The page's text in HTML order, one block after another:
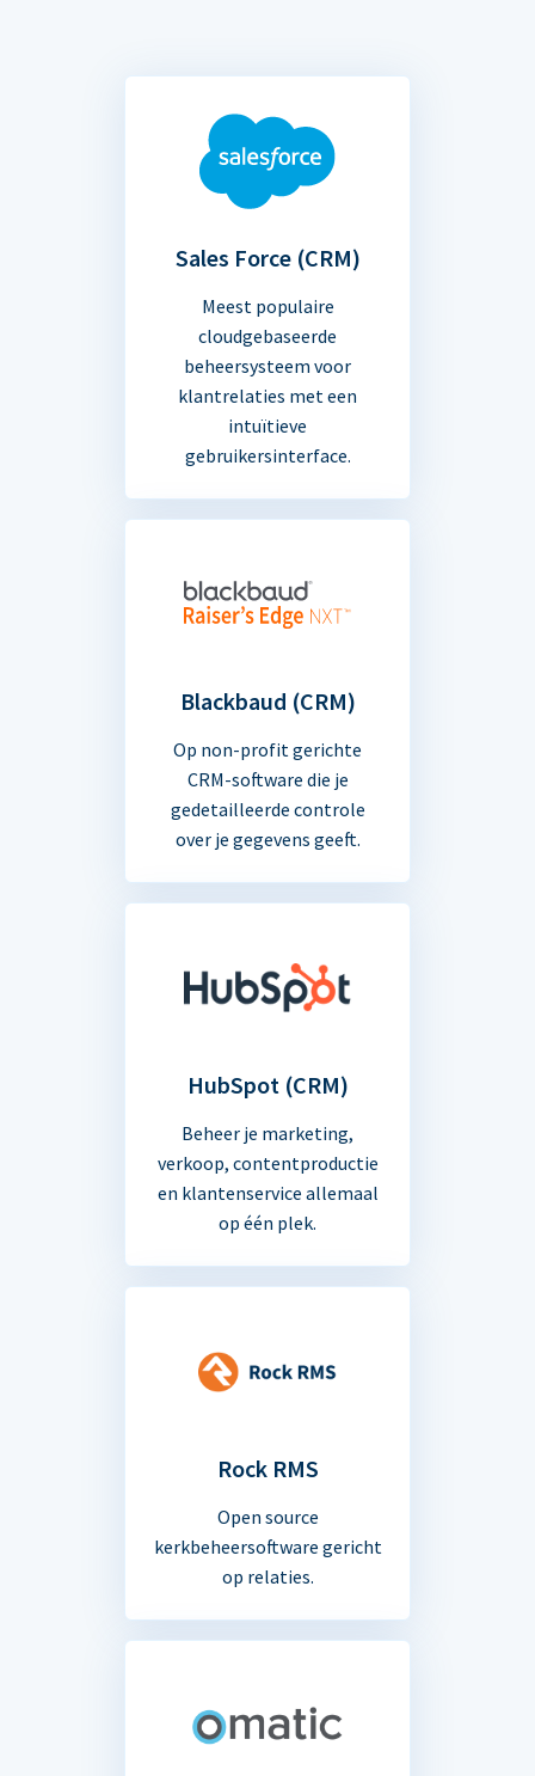
Sales Force (CRM)
Meest populaire
cloudgebaseerde
beheersysteem voor
klantrelaties met een
intuïtieve
gebruikersinterface.
Blackbaud (CRM)
Op non-profit gerichte
CRM-software die je
gedetailleerde controle
over je gegevens geeft.
HubSpot (CRM)
Beheer je marketing,
verkoop, contentproductie
en klantenservice allemaal
op één plek.
Rock RMS
Open source
kerkbeheersoftware gericht
op relaties.